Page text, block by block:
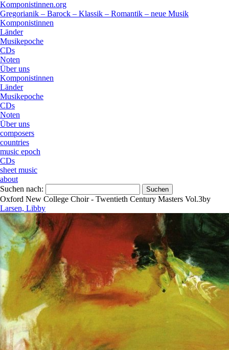
Komponistinnen.org
Gregorianik – Barock – Klassik – Romantik – neue Musik
Komponistinnen
Länder
Musikepoche
CDs
Noten
Über uns
Komponistinnen
Länder
Musikepoche
CDs
Noten
Über uns
composers
countries
music epoch
CDs
sheet music
about
Suchen nach:
Oxford New College Choir - Twentieth Century Masters Vol.3by
Larsen, Libby